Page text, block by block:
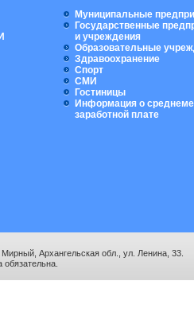
Муниципальные
Государственные
и учреждения
Образовательные
Здравоохранение
Спорт
СМИ
Гостиницы
Информация о
заработной плате
Архангельская обл., ул. Ленина, 33.